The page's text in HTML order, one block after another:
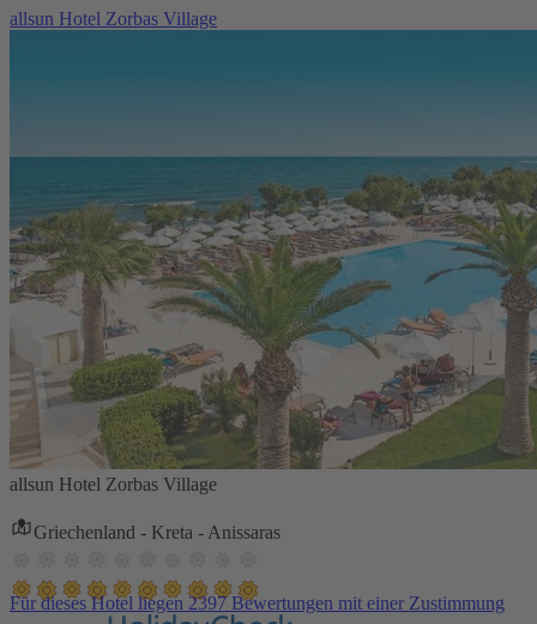
allsun Hotel Zorbas Village
allsun Hotel Zorbas Village
Griechenland - Kreta - Anissaras
Für dieses Hotel liegen 2397 Bewertungen mit einer Zustimmung